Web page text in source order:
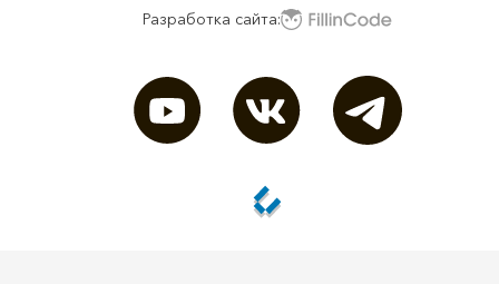
Разработка сайта: